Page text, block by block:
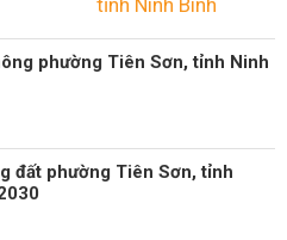
phường Tiên Sơn, tỉnh Ninh
đất phường Tiên Sơn, tỉnh